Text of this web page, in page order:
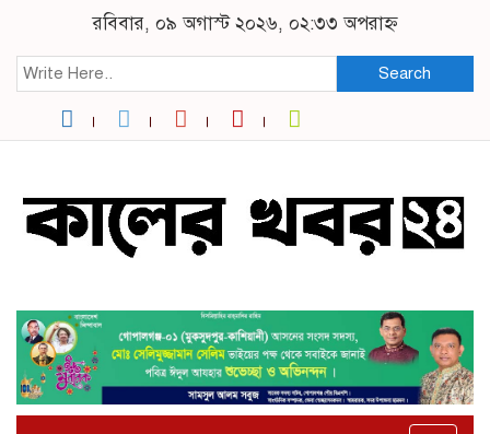
রবিবার, ০৯ অগাস্ট ২০২৬, ০২:৩৩ অপরাহ্ন
Search